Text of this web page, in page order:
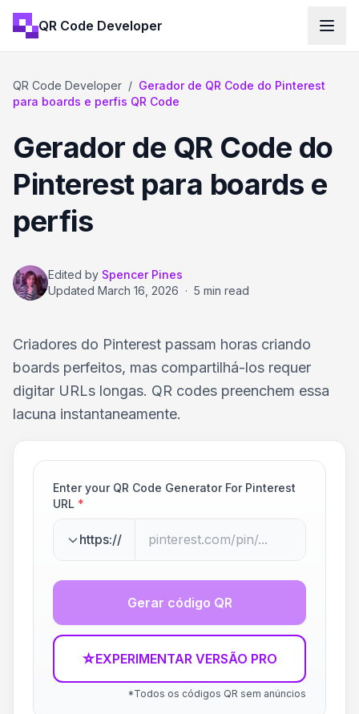
QR Code Developer
QR Code Developer / Gerador de QR Code do Pinterest
para boards e perfis QR Code
Gerador de QR Code do
Pinterest para boards e
perfis
Edited by Spencer Pines
Updated March 16, 2026 · 5 min read
Criadores do Pinterest passam horas criando
boards perfeitos, mas compartilhá-los requer
digitar URLs longas. QR codes preenchem essa
lacuna instantaneamente.
Enter your QR Code Generator For Pinterest
URL *
https://
Gerar código QR
☆EXPERIMENTAR VERSÃO PRO
*Todos os códigos QR sem anúncios